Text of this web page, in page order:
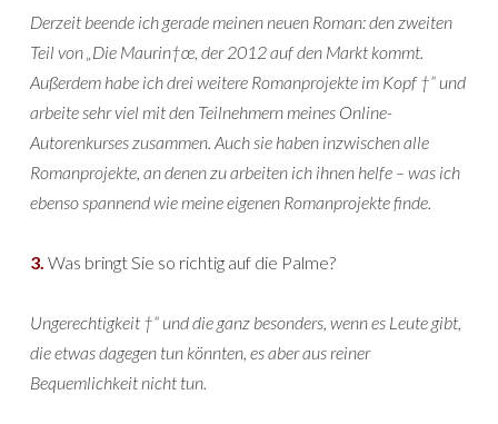
Derzeit beende ich gerade meinen neuen Roman: den zweiten
Teil von „Die Maurin†œ, der 2012 auf den Markt kommt.
Außerdem habe ich drei weitere Romanprojekte im Kopf †“ und
arbeite sehr viel mit den Teilnehmern meines Online-
Autorenkurses zusammen. Auch sie haben inzwischen alle
Romanprojekte, an denen zu arbeiten ich ihnen helfe – was ich
ebenso spannend wie meine eigenen Romanprojekte finde.
3. Was bringt Sie so richtig auf die Palme?
Ungerechtigkeit †“ und die ganz besonders, wenn es Leute gibt,
die etwas dagegen tun könnten, es aber aus reiner
Bequemlichkeit nicht tun.